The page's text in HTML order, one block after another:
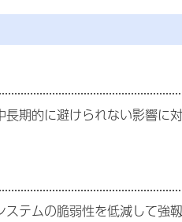
期的に避けられない影響に
テムの脆弱性を低減して強